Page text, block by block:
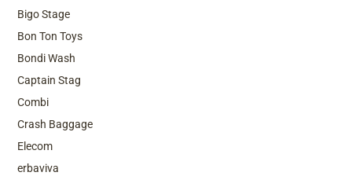
Bigo Stage
Bon Ton Toys
Bondi Wash
Captain Stag
Combi
Crash Baggage
Elecom
erbaviva